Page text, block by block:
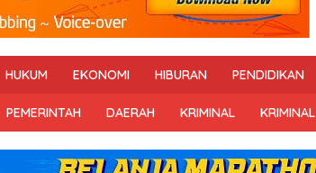
HUKUM EKONOMI HIBURAN PENDIDIKAN
PEMERINTAH DAERAH KRIMINAL KRIMINAL